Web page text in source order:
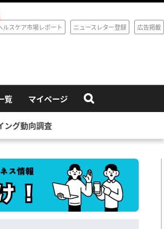
ルスケア市場レポート ニュースレター登録 広告掲載
覧 マイページ
ング動向調査